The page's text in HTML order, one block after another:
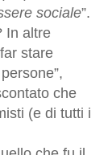
sociale”.
In altre
stare
che
(e di tutti i